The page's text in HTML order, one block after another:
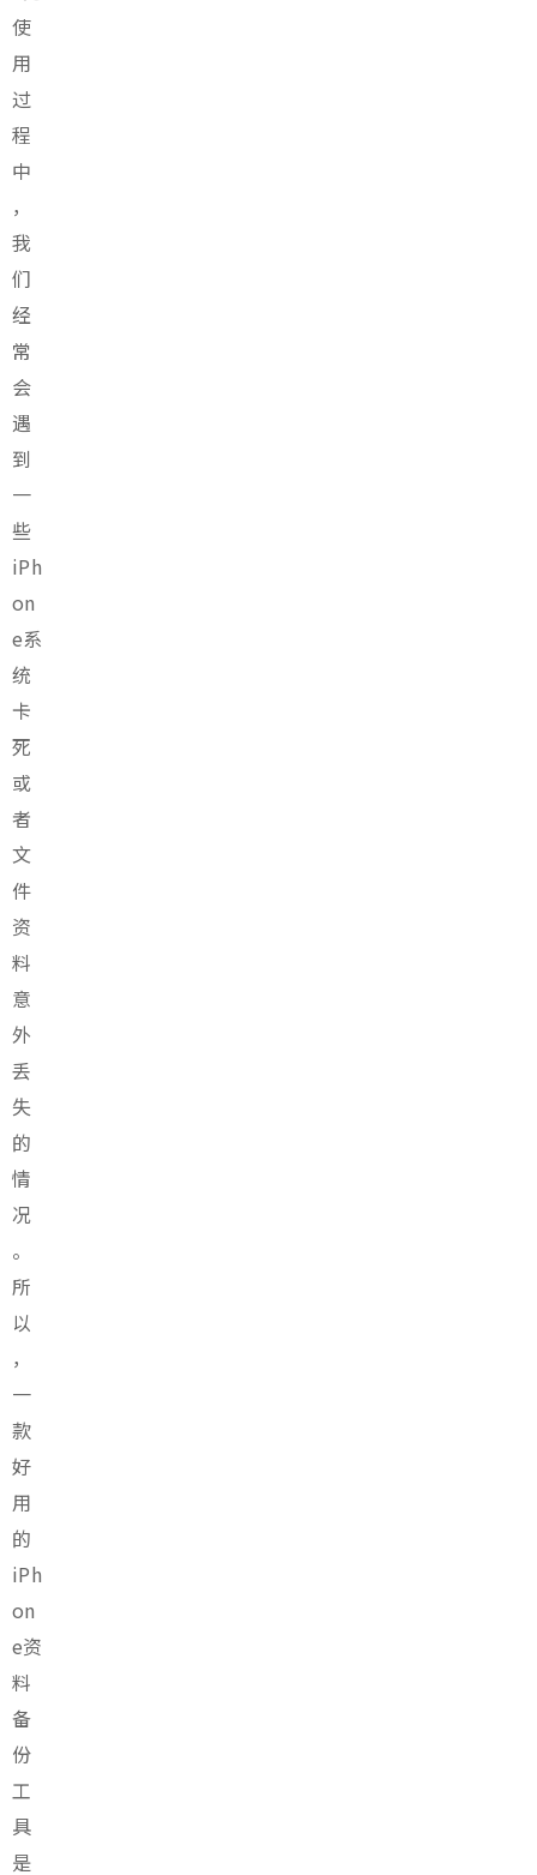
使
用
过
程
中
，
我
们
经
常
会
遇
到
一
些
iPh
on
e系
统
卡
死
或
者
文
件
资
料
意
外
丢
失
的
情
况
。
所
以
，
一
款
好
用
的
iPh
on
e资
料
备
份
工
具
是